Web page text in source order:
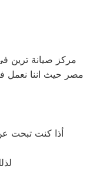
مركز صيانة ترين
مصر حيث اننا نعمل
أذا كنت تبحت